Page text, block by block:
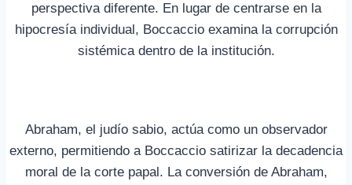
perspectiva diferente. En lugar de centrarse en la
hipocresía individual, Boccaccio examina la corrupción
sistémica dentro de la institución.
Abraham, el judío sabio, actúa como un observador
externo, permitiendo a Boccaccio satirizar la decadencia
moral de la corte papal. La conversión de Abraham,